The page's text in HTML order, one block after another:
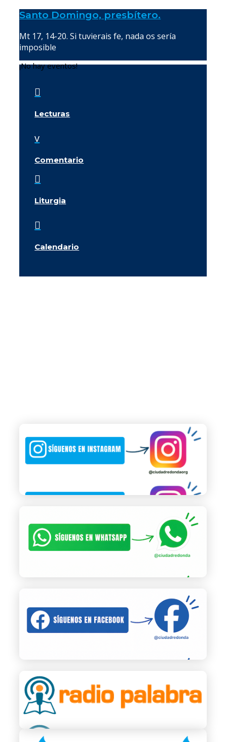
Santo Domingo, presbítero.
Mt 17, 14-20. Si tuvierais fe, nada os sería
imposible
¡No hay eventos!

Lecturas
v
Comentario

Liturgia

Calendario